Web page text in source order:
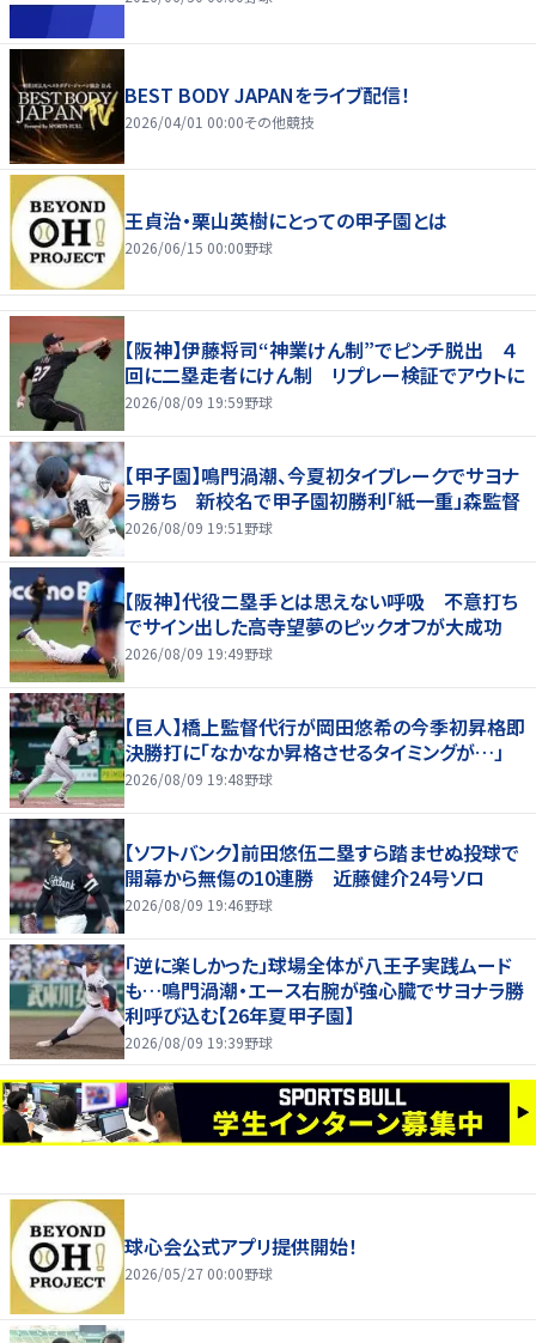
BEST BODY JAPANをライブ配信！
2026/04/01 00:00その他競技
王貞治・栗山英樹にとっての甲子園とは
2026/06/15 00:00野球
【阪神】伊藤将司“神業けん制”でピンチ脱出 ４
回に二塁走者にけん制 リプレー検証でアウトに
2026/08/09 19:59野球
【甲子園】鳴門渦潮、今夏初タイブレークでサヨナ
ラ勝ち 新校名で甲子園初勝利「紙一重」森監督
2026/08/09 19:51 野球
【阪神】代役二塁手とは思えない呼吸 不意打ち
でサイン出した高寺望夢のピックオフが大成功
2026/08/09 19:49野球
【巨人】橋上監督代行が岡田悠希の今季初昇格即
決勝打に「なかなか昇格させるタイミングが…」
2026/08/09 19:48野球
【ソフトバンク】前田悠伍二塁すら踏ませぬ投球で
開幕から無傷の10連勝 近藤健介24号ソロ
2026/08/09 19:46野球
「逆に楽しかった」球場全体が八王子実践ムード
も…鳴門渦潮・エース右腕が強心臓でサヨナラ勝
利呼び込む【26年夏甲子園】
2026/08/09 19:39野球
球心会公式アプリ提供開始！
2026/05/27 00:00野球